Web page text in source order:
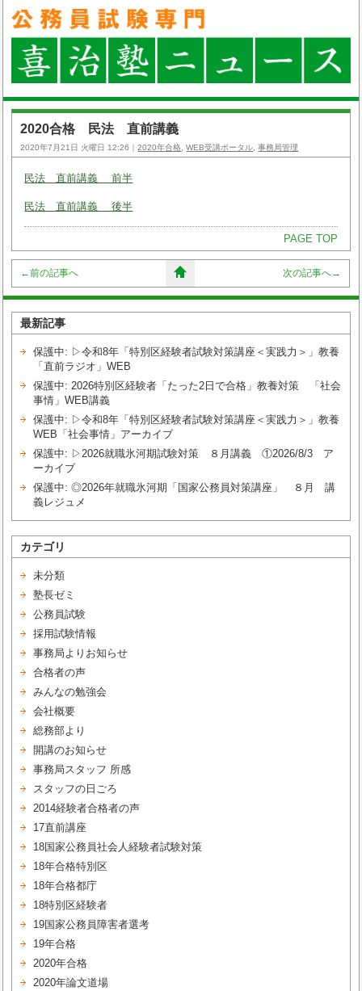
2020合格 民法 直前講義
2020年7月21日 火曜日 12:26｜2020年合格,WEB受講ポータル,事務局管理
民法 直前講義 前半
民法 直前講義 後半
PAGE TOP
←前の記事へ 次の記事へ→
最新記事
保護中: ▷令和8年「特別区経験者試験対策講座＜実践力＞」教養
「直前ラジオ」WEB
保護中: 2026特別区経験者「たった2日で合格」教養対策 「社会
事情」WEB講義
保護中: ▷令和8年「特別区経験者試験対策講座＜実践力＞」教養
WEB「社会事情」アーカイブ
保護中: ▷2026就職氷河期試験対策 ８月講義 ①2026/8/3 ア
ーカイブ
保護中: ◎2026年就職氷河期「国家公務員対策講座」 ８月 講
義レジュメ
カテゴリ
未分類
塾長ゼミ
公務員試験
採用試験情報
事務局よりお知らせ
合格者の声
みんなの勉強会
会社概要
総務部より
開講のお知らせ
事務局スタッフ 所感
スタッフの日ごろ
2014経験者合格者の声
17直前講座
18国家公務員社会人経験者試験対策
18年合格特別区
18年合格都庁
18特別区経験者
19国家公務員障害者選考
19年合格
2020年合格
2020年論文道場